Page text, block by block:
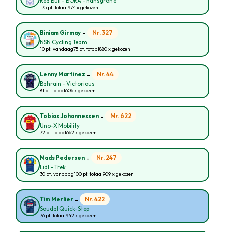
175 pt. totaal974 x gekozen
Biniam Girmay - Nr. 327
NSN Cycling Team
10 pt. vandaag75 pt. totaal880 x gekozen
Lenny Martinez - Nr. 44
Bahrain - Victorious
81 pt. totaal606 x gekozen
Tobias Johannessen - Nr. 622
Uno-X Mobility
72 pt. totaal662 x gekozen
Mads Pedersen - Nr. 247
Lidl - Trek
30 pt. vandaag100 pt. totaal909 x gekozen
Tim Merlier - Nr. 422
Soudal Quick-Step
76 pt. totaal942 x gekozen